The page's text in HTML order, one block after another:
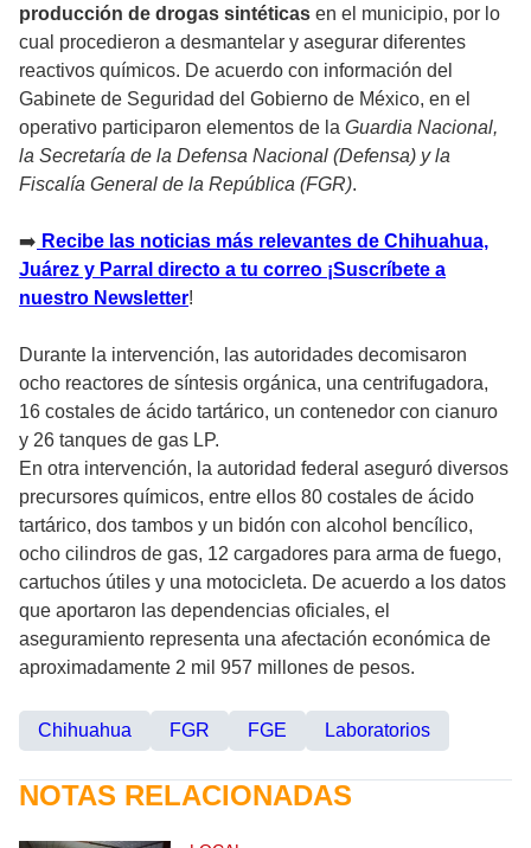
producción de drogas sintéticas en el municipio, por lo
cual procedieron a desmantelar y asegurar diferentes
reactivos químicos. De acuerdo con información del
Gabinete de Seguridad del Gobierno de México, en el
operativo participaron elementos de la Guardia Nacional,
la Secretaría de la Defensa Nacional (Defensa) y la
Fiscalía General de la República (FGR).
➡️ Recibe las noticias más relevantes de Chihuahua,
Juárez y Parral directo a tu correo ¡Suscríbete a
nuestro Newsletter!
Durante la intervención, las autoridades decomisaron
ocho reactores de síntesis orgánica, una centrifugadora,
16 costales de ácido tartárico, un contenedor con cianuro
y 26 tanques de gas LP.
En otra intervención, la autoridad federal aseguró diversos
precursores químicos, entre ellos 80 costales de ácido
tartárico, dos tambos y un bidón con alcohol bencílico,
ocho cilindros de gas, 12 cargadores para arma de fuego,
cartuchos útiles y una motocicleta. De acuerdo a los datos
que aportaron las dependencias oficiales, el
aseguramiento representa una afectación económica de
aproximadamente 2 mil 957 millones de pesos.
Chihuahua FGR FGE Laboratorios
NOTAS RELACIONADAS